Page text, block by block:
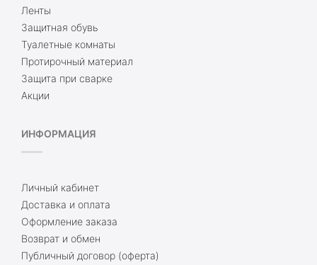
Ленты
Защитная обувь
Туалетные комнаты
Протирочный материал
Защита при сварке
Акции
ИНФОРМАЦИЯ
Личный кабинет
Доставка и оплата
Оформление заказа
Возврат и обмен
Публичный договор (оферта)